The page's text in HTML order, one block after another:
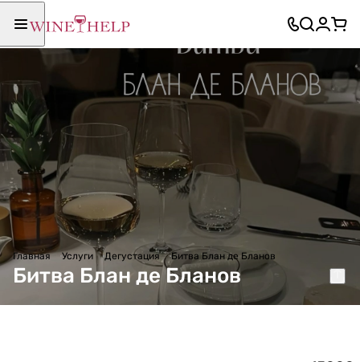
Главная Услуги Дегустация Битва Блан де Бланов
Битва Блан де Бланов